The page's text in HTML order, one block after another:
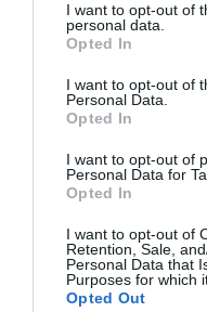
not limited to your visit
grant or deny consent
use your data for below
consent section.
I want to opt-out of
personal data.
Opted In
I want to opt-out of
Personal Data.
Opted In
I want to opt-out of
Personal Data for
Opted In
I want to opt-out of
Retention, Sale,
Personal Data that
Purposes for which
Opted Out